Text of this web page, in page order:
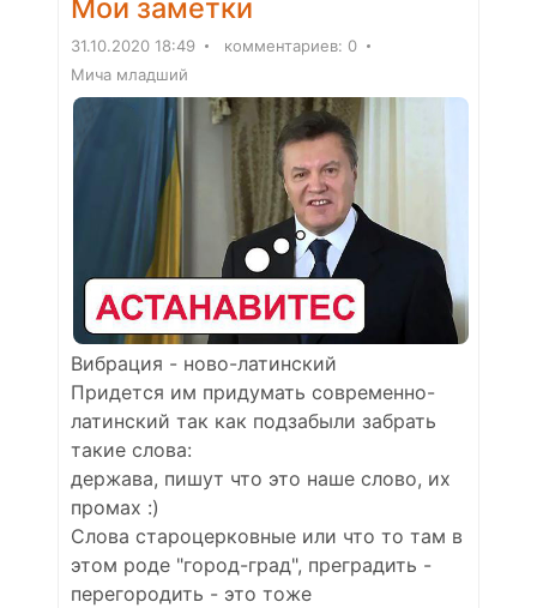
Мои заметки
31.10.2020 18:49
комментариев: 0
Мича младший
Вибрация - ново-латинский
Придется им придумать современно-
латинский так как подзабыли забрать
такие слова:
держава, пишут что это наше слово, их
промах :)
Слова староцерковные или что то там в
этом роде "город-град", преградить -
перегородить - это тоже